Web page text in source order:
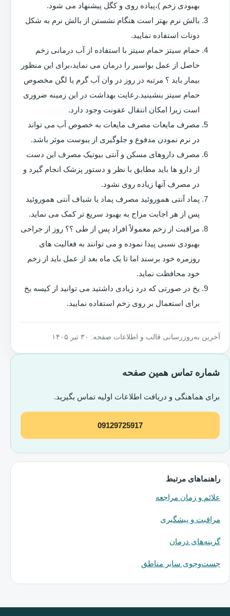
بهبودی زخم )،پیاده روی و کگل پیشنهاد می شود.
بالش نرم بهتر است هنگام نشستن از بالش نرم به شکل
دونات استفاده نمایید.
حمام سیتز حمام سیتز با استفاده از آب درمانی زخم
حاصل از عمل بواسیر را درمان می نماید،برای این منظور
بیمار باید ؟ مرتبه در روز در وان آب گرم یا لگن مخصوص
حمام سیتز بنشینید.رعایت بهداشت در این زمینه ضروری
است زیرا امکان انتقال عفونت وجود دارد.
مصرف مایعات مصرف مایعات به خصوص آب می تواند
در نرم نمودن مدفوع و جلوگیری از یبوست موثر باشد.
مصرف داروهای مسکن و آنتی بیوتیک مصرف این دست
از دارو ها باید مطابق با نظر و دستور پزشک انجام گیرد و
در مصرف آنها زیاده روی نشود.
پماد آنتی هموروئید مصرف پماد یا شیاف آنتی هموروئید
پس از هر اجابت مزاج به بهبود سریع تر کمک می نماید.
مراقبت از زخم معمولاً افراد پس از طی ؟؟ روز از جراحی
بهبودی نسبی پیدا نموده و می توانند به فعالیت های
روزمره خود برسند اما تا یک ماه بعد از عمل باید از زخم
خود محافظت نماید.
یخ در صورتی که درد زیادی داشتید می توانید از کیسه یخ
برای استعمال بر روی زخم استفاده نمایید.
آخرین به‌روزرسانی قالب و اطلاعات صفحه: ۳۰ تیر ۱۴۰۵
شماره تماس همین صفحه
برای هماهنگی و دریافت اطلاعات اولیه تماس بگیرید.
09129725917
راهنماهای مرتبط
علائم و زمان مراجعه
مراقبت و پیشگیری
گزینه‌های درمان
جست‌وجوی سایر مناطق